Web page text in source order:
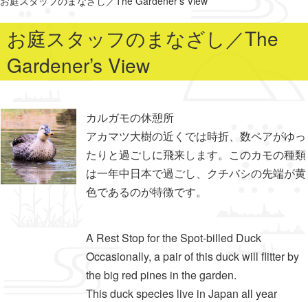
お庭スタッフのまなざし／The
Gardener’s View
カルガモの休憩所
アカマツ大樹の近くでは時折、数ペアがゆっ
たりと過ごしに飛来します。このカモの種類
は一年中日本で過ごし、クチバシの先端が黄
色であるのが特徴です。
A Rest Stop for the Spot-billed Duck
Occasionally, a pair of this duck will flitter by
the big red pines in the garden.
This duck species live in Japan all year